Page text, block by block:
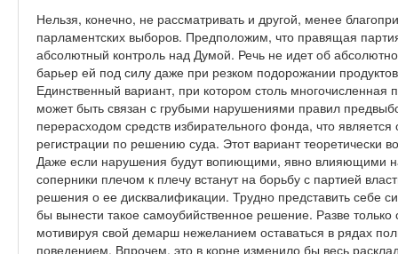
Нельзя, конечно, не рассматривать и другой, менее
парламентских выборов. Предположим, что правящая
абсолютный контроль над Думой. Речь не идет об
барьер ей под силу даже при резком подорожании
Единственный вариант, при котором столь
может быть связан с грубыми нарушениями правил
перерасходом средств избирательного фонда, что
регистрации по решению суда. Этот вариант теоретически
Даже если нарушения будут вопиющими, явно влияющими
соперники плечом к плечу встанут на борьбу с партией
решения о ее дисквалификации. Трудно представить себе
бы вынести такое самоубийственное решение. Разве только
мотивируя свой демарш нежеланием оставаться в рядах
поведением. Впрочем, это в корне изменило бы весь